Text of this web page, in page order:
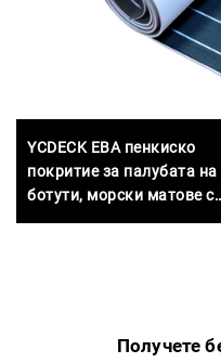
YCDECK ЕВА пенкиско
покритие за палубата на
ботути, морски матове с
Получете